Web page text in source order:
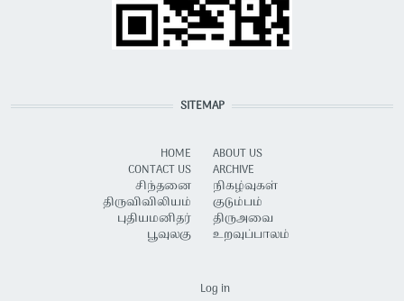
SITEMAP
HOME
CONTACT US
சிந்தனை
திருவிவிலியம்
புதியமனிதர்
பூவுலகு
ABOUT US
ARCHIVE
நிகழ்வுகள்
குடும்பம்
திருஅவை
உறவுப்பாலம்
Log in